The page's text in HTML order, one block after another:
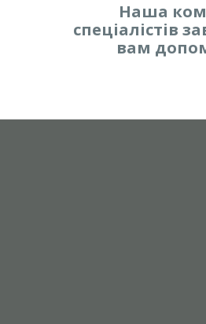
Наша
спеціалістів
вам